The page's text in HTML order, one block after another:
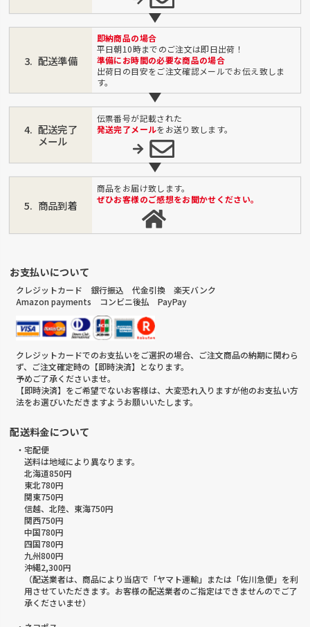
配送準備
即納商品の場合
平日朝10時までのご注文は即日出荷！
準備にお時間の必要な商品の場合
出荷日の目安をご注文確認メールでお伝え致しま
す。
配送完了
メール
伝票番号が記載された
発送完了メールをお送り致します。
商品到着
商品をお届け致します。
ぜひお客様のご感想をお聞かせください。
お支払いについて
クレジットカード 銀行振込 代金引換 楽天バンク
Amazon payments コンビニ後払 PayPay
クレジットカードでのお支払いをご選択の場合、ご注文商品の納期に関わら
ず、ご注文確定時の【即時決済】となります。
予めご了承くださいませ。
【即時決済】をご希望でないお客様は、大変恐れ入りますが他のお支払い方
法をお選びいただきますようお願いいたします。
配送料金について
・宅配便
送料は地域により異なります。
北海道850円
東北780円
関東750円
信越、北陸、東海750円
関西750円
中国780円
四国780円
九州800円
沖縄2,300円
（配送業者は、商品により当店で「ヤマト運輸」または「佐川急便」を利
用させていただきます。お客様の配送業者のご指定はできませんのでご了
承くださいませ）